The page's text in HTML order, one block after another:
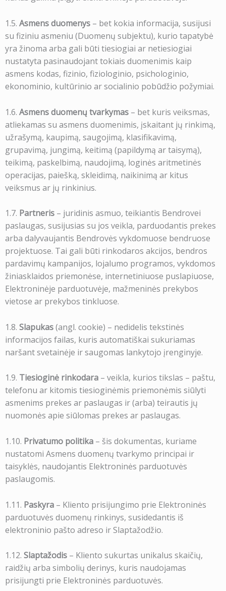
1.5. Asmens duomenys – bet kokia informacija, susijusi
su fiziniu asmeniu (Duomenų subjektu), kurio tapatybė
yra žinoma arba gali būti tiesiogiai ar netiesiogiai
nustatyta pasinaudojant tokiais duomenimis kaip
asmens kodas, fizinio, fiziologinio, psichologinio,
ekonominio, kultūrinio ar socialinio pobūdžio požymiai.
1.6. Asmens duomenų tvarkymas – bet kuris veiksmas,
atliekamas su asmens duomenimis, įskaitant jų rinkimą,
užrašymą, kaupimą, saugojimą, klasifikavimą,
grupavimą, jungimą, keitimą (papildymą ar taisymą),
teikimą, paskelbimą, naudojimą, loginės aritmetinės
operacijas, paiešką, skleidimą, naikinimą ar kitus
veiksmus ar jų rinkinius.
1.7. Partneris – juridinis asmuo, teikiantis Bendrovei
paslaugas, susijusias su jos veikla, parduodantis prekes
arba dalyvaujantis Bendrovės vykdomuose bendruose
projektuose. Tai gali būti rinkodaros akcijos, bendros
pardavimų kampanijos, lojalumo programos, vykdomos
žiniasklaidos priemonėse, internetiniuose puslapiuose,
Elektroninėje parduotuvėje, mažmeninės prekybos
vietose ar prekybos tinkluose.
1.8. Slapukas(angl. cookie) – nedidelis tekstinės
informacijos failas, kuris automatiškai sukuriamas
naršant svetainėje ir saugomas lankytojo įrenginyje.
1.9. Tiesioginė rinkodara – veikla, kurios tikslas – paštu,
telefonu ar kitomis tiesioginėmis priemonėmis siūlyti
asmenims prekes ar paslaugas ir (arba) teirautis jų
nuomonės apie siūlomas prekes ar paslaugas.
1.10. Privatumo politika – šis dokumentas, kuriame
nustatomi Asmens duomenų tvarkymo principai ir
taisyklės, naudojantis Elektroninės parduotuvės
paslaugomis.
1.11. Paskyra – Kliento prisijungimo prie Elektroninės
parduotuvės duomenų rinkinys, susidedantis iš
elektroninio pašto adreso ir Slaptažodžio.
1.12. Slaptažodis – Kliento sukurtas unikalus skaičių,
raidžių arba simbolių derinys, kuris naudojamas
prisijungti prie Elektroninės parduotuvės.